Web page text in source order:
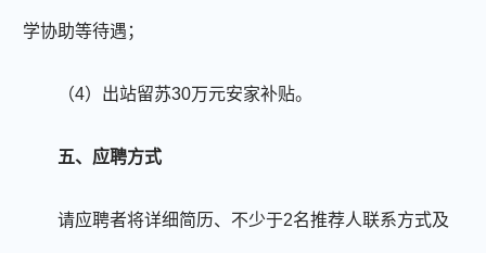
学协助等待遇；
（4）出站留苏30万元安家补贴。
五、应聘方式
请应聘者将详细简历、不少于2名推荐人联系方式及